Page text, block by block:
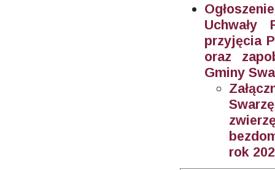
przyjęcia
oraz
Gminy
rok